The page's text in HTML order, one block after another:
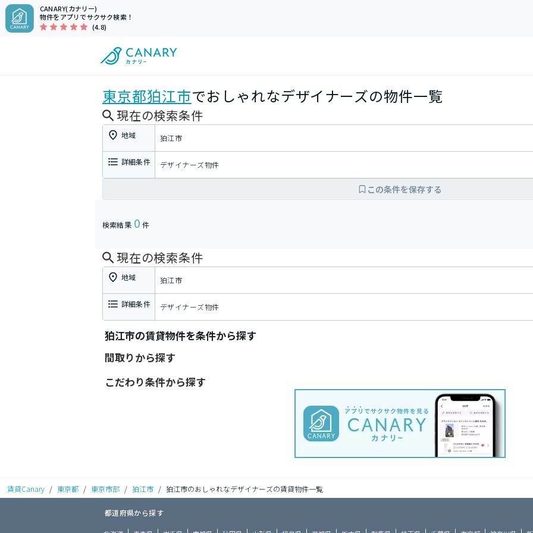
CANARY(カナリー)
物件をアプリでサクサク検索！
(4.8)
東京都狛江市でおしゃれなデザイナーズの物件一覧
現在の検索条件
地域 狛江市
詳細条件 デザイナーズ物件
この条件を保存する
検索結果 0 件
現在の検索条件
地域 狛江市
詳細条件 デザイナーズ物件
狛江市の賃貸物件を条件から探す
間取りから探す
こだわり条件から探す
賃貸Canary / 東京都 / 東京市部 / 狛江市 / 狛江市のおしゃれなデザイナーズの賃貸物件一覧
都道府県から探す